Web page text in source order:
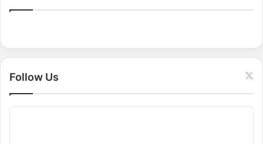
r
:
Follow Us